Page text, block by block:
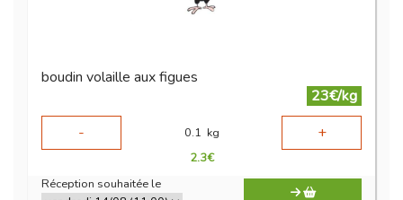
boudin volaille aux figues
23€/kg
-
0.1 kg +
2.3€
Réception souhaitée le